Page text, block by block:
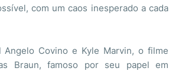
com um caos inesperado a cada
Angelo Covino e Kyle Marvin, o filme
Braun, famoso por seu papel em